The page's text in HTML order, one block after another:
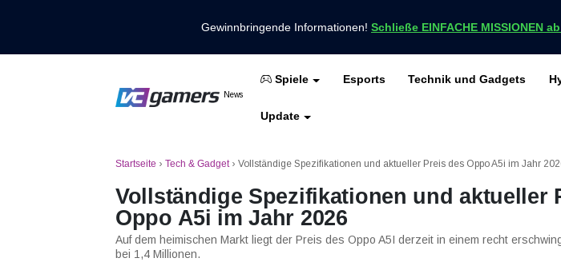
Gewinnbringende Informationen! Schließe EINFACHE MISSIONEN
VCGamers-Neuigkeiten
News
Holen Sie sich die neuesten Spielnachrichten nur bei VCGamers
Spiele Esports Technik und Gadgets
Update
Freies Feuer
Startseite › Tech & Gadget› Vollständige Spezifikationen und aktueller Preis des Oppo A5i im Jahr
Vollständige Spezifikationen und aktueller
Oppo A5i im Jahr 2026
Auf dem heimischen Markt liegt der Preis des Oppo A5I derzeit in einem recht
bei 1,4 Millionen.